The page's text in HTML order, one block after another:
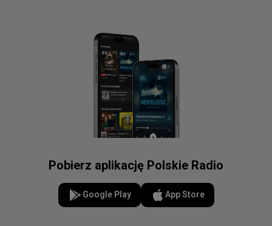
Pobierz aplikację Polskie Radio
Google Play App Store